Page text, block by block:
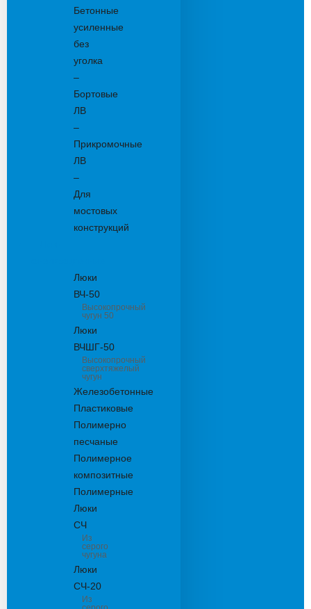
Бетонные
усиленные
без
уголка
–
Бортовые
ЛВ
–
Прикромочные
ЛВ
–
Для
мостовых
конструкций
Люки
ВЧ-50
Высокопрочный
чугун 50
Люки
ВЧШГ-50
Высокопрочный
сверхтяжелый
чугун
Железобетонные
Пластиковые
Полимерно
песчаные
Полимерное
композитные
Полимерные
Люки
СЧ
Из
серого
чугуна
Люки
СЧ-20
Из